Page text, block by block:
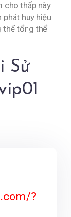
cho thấp này
huy hiệu
thể tổng thể
Sử
?